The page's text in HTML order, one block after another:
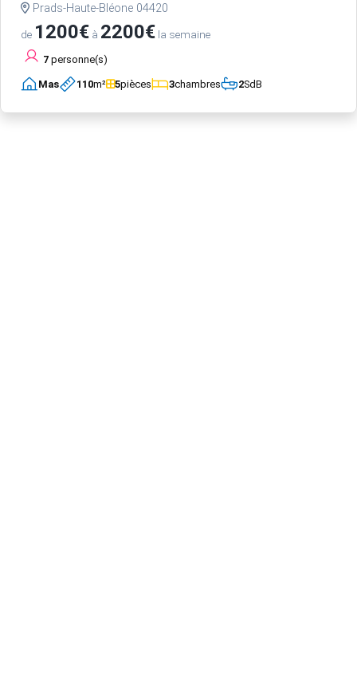
Prads-Haute-Bléone 04420
de 1200€ à 2200€ la semaine
7 personne(s)
Mas 110m² 5pièces 3chambres 2SdB